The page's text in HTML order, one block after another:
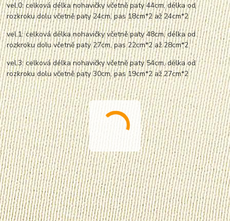
vel.0: celková délka nohavičky včetně paty 44cm, délka od
rozkroku dolu včetně paty 24cm, pas 18cm*2 až 24cm*2
vel.1: celková délka nohavičky včetně paty 48cm, délka od
rozkroku dolu včetně paty 27cm, pas 22cm*2 až 28cm*2
vel.3: celková délka nohavičky včetně paty 54cm, délka od
rozkroku dolu včetně paty 30cm, pas 19cm*2 až 27cm*2